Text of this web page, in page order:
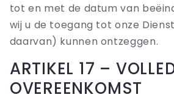
tot en met de datum van
wij u de toegang tot onze
daarvan) kunnen ontzeggen.
ARTIKEL 17 –
OVEREENKOMST